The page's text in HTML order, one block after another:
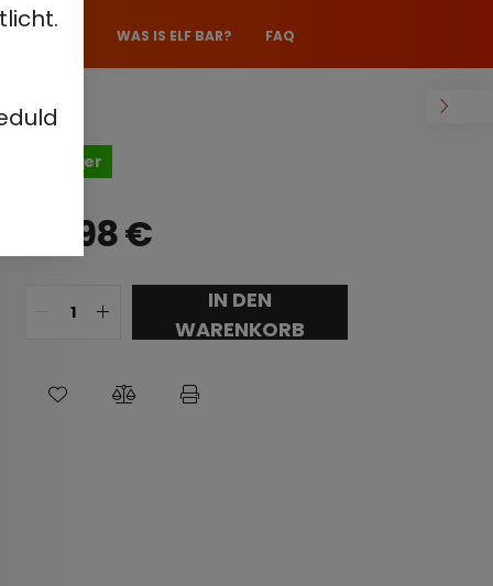
WAS IS ELF BAR? FAQ
Auf Lager
39,98€
IN DEN
WARENKORB